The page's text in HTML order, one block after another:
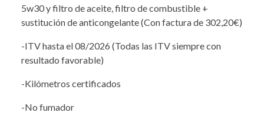
5w30 y filtro de aceite, filtro de combustible +
sustitución de anticongelante (Con factura de 302,20€)
-ITV hasta el 08/2026 (Todas las ITV siempre con
resultado favorable)
-Kilómetros certificados
-No fumador